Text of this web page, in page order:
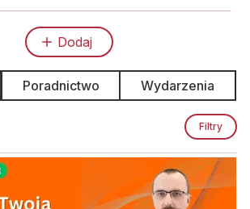
Dodaj
Poradnictwo Wydarzenia
Filtry